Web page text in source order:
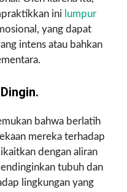
ini lumpur
yang dapat
intens atau bahkan
bahwa berlatih
mereka terhadap
dengan aliran
tubuh dan
lingkungan yang